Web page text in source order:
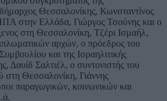
Θεσσαλονίκης, Κωνσταντίνος
στην Ελλάδα, Γιώργος Τσούνης και ο
στη Θεσσαλονίκη, Τζέρι Ισμαήλ,
αρχών, ο πρόεδρος του
και της Ισραηλιτικής
Δαυίδ Σαλτιέλ, ο συντονιστής του
Θεσσαλονίκη, Γιάννης
παραγωγικών, κοινωνικών και